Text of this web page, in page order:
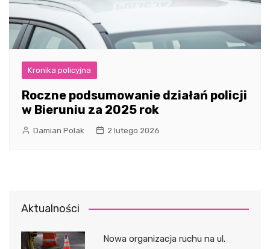
Kronika policyjna
Roczne podsumowanie działań policji
w Bieruniu za 2025 rok
Damian Polak 2 lutego 2026
Aktualności
Nowa organizacja ruchu na ul.